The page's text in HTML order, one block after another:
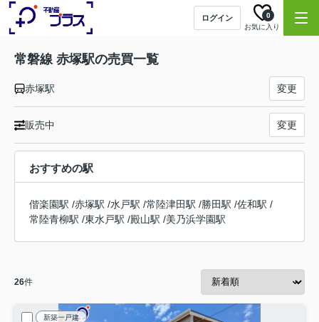
ログイン
お気に入り
0
常磐線 赤塚駅の売買一覧
赤塚駅 変更
販売中 変更
おすすめの駅
偕楽園駅 /赤塚駅 /水戸駅 /常陸津田駅 /勝田駅 /佐和駅 /
常陸青柳駅 /東水戸駅 /殿山駅 /美乃浜学園駅
26件
新築一戸建